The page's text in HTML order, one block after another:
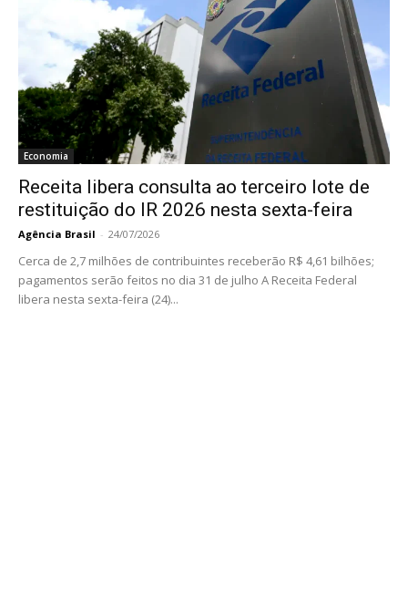
Economia
Receita libera consulta ao terceiro lote de
restituição do IR 2026 nesta sexta-feira
Agência Brasil - 24/07/2026
Cerca de 2,7 milhões de contribuintes receberão R$ 4,61 bilhões;
pagamentos serão feitos no dia 31 de julho A Receita Federal
libera nesta sexta-feira (24)...